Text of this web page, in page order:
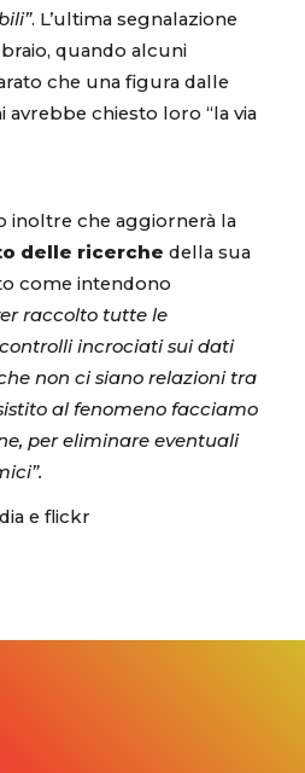
. L’ultima segnalazione
quando alcuni
che una figura dalle
avrebbe chiesto loro “la via
inoltre che aggiornerà la
delle ricerche della sua
come intendono
raccolto tutte le
incrociati sui dati
non ci siano relazioni tra
al fenomeno facciamo
per eliminare eventuali
e flickr